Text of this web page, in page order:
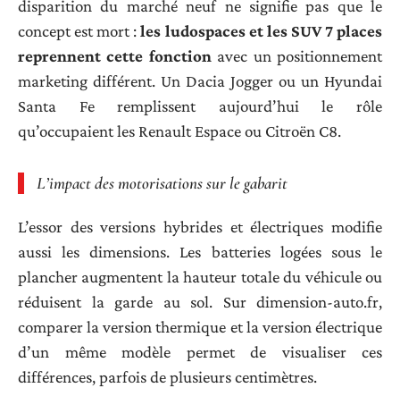
disparition du marché neuf ne signifie pas que le
concept est mort :les ludospaces et les SUV 7 places
reprennent cette fonctionavec un positionnement
marketing différent. Un Dacia Jogger ou un Hyundai
Santa Fe remplissent aujourd’hui le rôle
qu’occupaient les Renault Espace ou Citroën C8.
L’impact des motorisations sur le gabarit
L’essor des versions hybrides et électriques modifie
aussi les dimensions. Les batteries logées sous le
plancher augmentent la hauteur totale du véhicule ou
réduisent la garde au sol. Sur dimension-auto.fr,
comparer la version thermique et la version électrique
d’un même modèle permet de visualiser ces
différences, parfois de plusieurs centimètres.